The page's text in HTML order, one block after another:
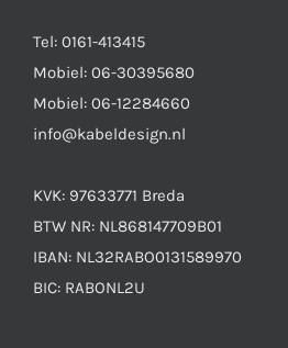
Tel: 0161-413415
Mobiel: 06-30395680
Mobiel: 06-12284660
info@kabeldesign.nl
KVK: 97633771 Breda
BTW NR: NL868147709B01
IBAN: NL32RABO0131589970
BIC: RABONL2U